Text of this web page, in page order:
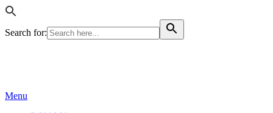
Search for:
Menu